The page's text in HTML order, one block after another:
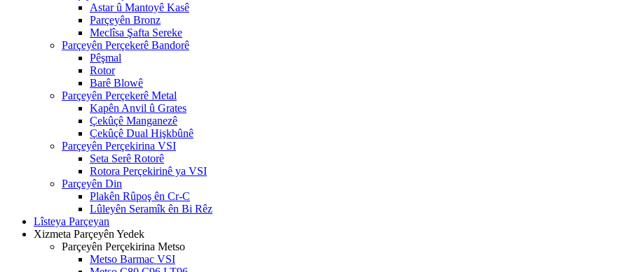
Astar û Mantoyê Kasê
Parçeyên Bronz
Meclîsa Şafta Sereke
Parçeyên Perçekerê Bandorê
Pêşmal
Rotor
Barê Blowê
Parçeyên Perçekerê Metal
Kapên Anvil û Grates
Çekûçê Manganezê
Çekûçê Dual Hişkbûnê
Parçeyên Perçekirina VSI
Seta Serê Rotorê
Rotora Perçekirinê ya VSI
Parçeyên Din
Plakên Rûpoş ên Cr-C
Lûleyên Seramîk ên Bi Rêz
Lîsteya Parçeyan
Xizmeta Parçeyên Yedek
Parçeyên Perçekirina Metso
Metso Barmac VSI